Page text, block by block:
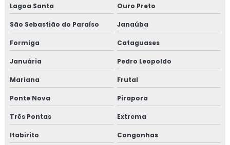
Lagoa Santa Ouro Preto
São Sebastião do Paraíso Janaúba
Formiga Cataguases
Januária Pedro Leopoldo
Mariana Frutal
Ponte Nova Pirapora
Três Pontas Extrema
Itabirito Congonhas